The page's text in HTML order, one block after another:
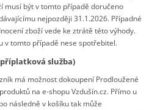
musí být v tomto případě doručeno
nejpozději 31.1.2026. Případné
zboží vede ke ztrátě této výhody.
v tomto případě nese spotřebitel.
služba)
má možnost dokoupení Prodloužené
na e-shopu Vzdušín.cz. Přímo u
následně v košíku tak může